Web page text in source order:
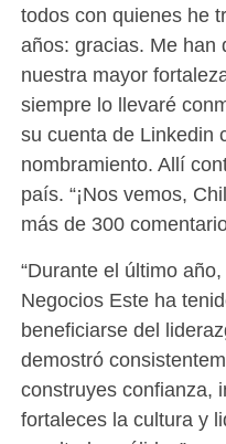
todos con quienes he
años: gracias. Me han
nuestra mayor
siempre lo llevaré
su cuenta de Linkedin
nombramiento. Allí
país. “¡Nos vemos,
más de 300
“Durante el último
Negocios Este ha
beneficiarse del
demostró
construyes confianza,
fortaleces la cultura y